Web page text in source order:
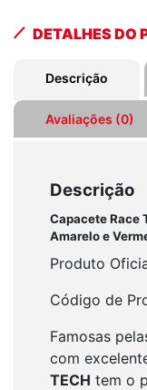
Alemanha
Amarelo
Vermelho
DETALHES DO
Descrição
Avaliações (0)
Descrição
Capacete Race
Amarelo e
Produto
Código de
Famosas
com
TECH tem o